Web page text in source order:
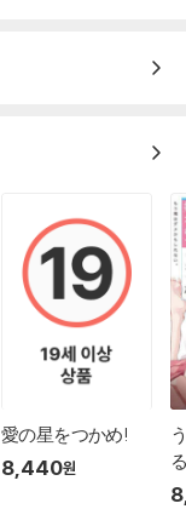
愛の星をつかめ!
8,440원